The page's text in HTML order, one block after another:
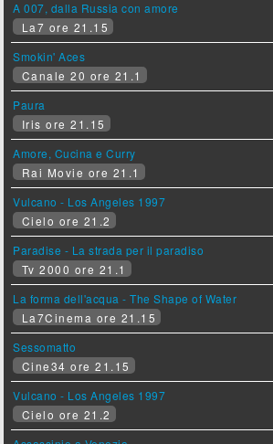
A 007, dalla Russia con amore
La7 ore 21.15
Smokin' Aces
Canale 20 ore 21.1
Paura
Iris ore 21.15
Amore, Cucina e Curry
Rai Movie ore 21.1
Vulcano - Los Angeles 1997
Cielo ore 21.2
Paradise - La strada per il paradiso
Tv 2000 ore 21.1
La forma dell'acqua - The Shape of Water
La7Cinema ore 21.15
Sessomatto
Cine34 ore 21.15
Vulcano - Los Angeles 1997
Cielo ore 21.2